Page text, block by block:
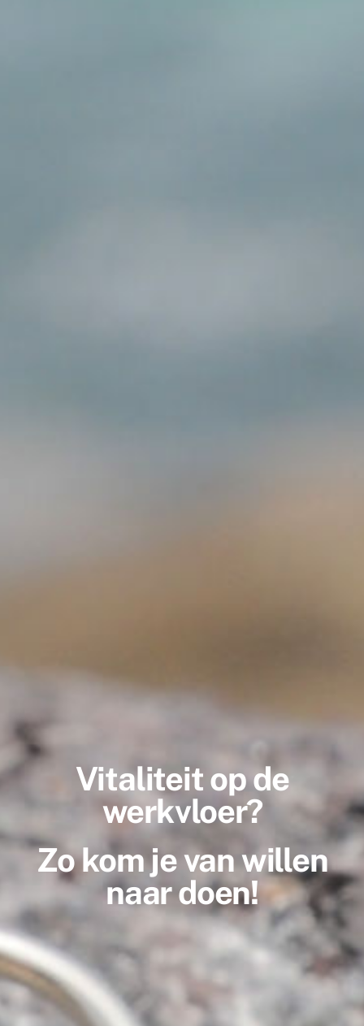
Vitaliteit op de
werkvloer?
Zo kom je van willen
naar doen!